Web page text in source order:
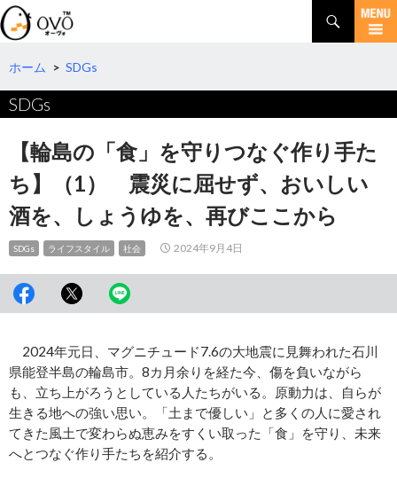
検
索
コ
テ
ツ
へ
ホーム > SDGs
SDGs
【輪島の「食」を守りつなぐ作り手た
ち】（1） 震災に屈せず、おいしい
酒を、しょうゆを、再びここから
SDGs ライフスタイル 社会 2024年9月4日
2024年元日、マグニチュード7.6の大地震に見舞われた石川
県能登半島の輪島市。8カ月余りを経た今、傷を負いながら
も、立ち上がろうとしている人たちがいる。原動力は、自らが
生きる地への強い思い。「土まで優しい」と多くの人に愛され
てきた風土で変わらぬ恵みをすくい取った「食」を守り、未来
へとつなぐ作り手たちを紹介する。